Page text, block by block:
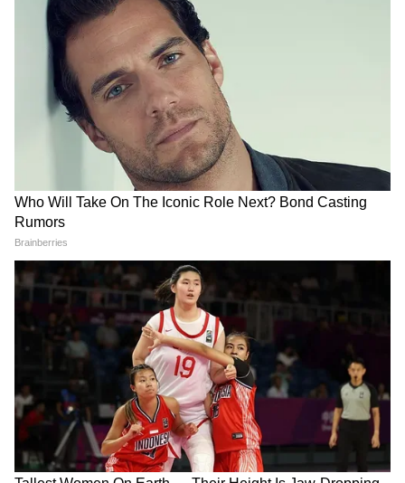
Image Credit :
বর্ধিত বেতনের হিসেব
সরকারি নিয়ম অনুযায়ী, মহার্ঘ ভাতা বা ডিএ
হিসাব করা হয় একজন কর্মচারীর মূল বেতন বা
বেসিক পে (Basic Pay)-এর ওপর ভিত্তি করে।
রোপা (ROPA) নিয়ম মেনে ষষ্ঠ বেতন কমিশনের
কাঠামো অনুযায়ী- প্রাথমিক স্তরের কর্মচারী যাদের
মূল বেতন ৩০,০০০ টাকা।
4